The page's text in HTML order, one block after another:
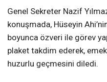
Genel Sekreter Nazif
konuşmada, Hüseyin
boyunca özveri ile görev
plaket takdim ederek,
huzurlu geçmesini diledi.